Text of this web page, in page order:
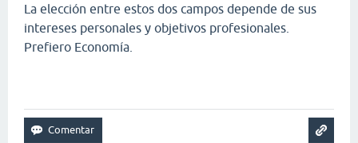
La elección entre estos dos campos depende de sus
intereses personales y objetivos profesionales.
Prefiero Economía.